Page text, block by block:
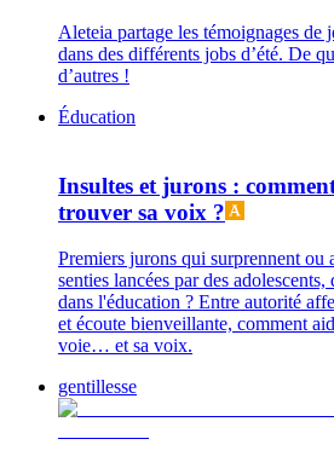
Aleteia partage les témoignages de
dans des différents jobs d’été. De
d’autres !
Éducation
Insultes et jurons :
trouver sa voix ?
Premiers jurons qui surprennent ou
senties lancées par des
dans l'éducation ? Entre autorité
et écoute bienveillante, comment
voie… et sa voix.
gentillesse